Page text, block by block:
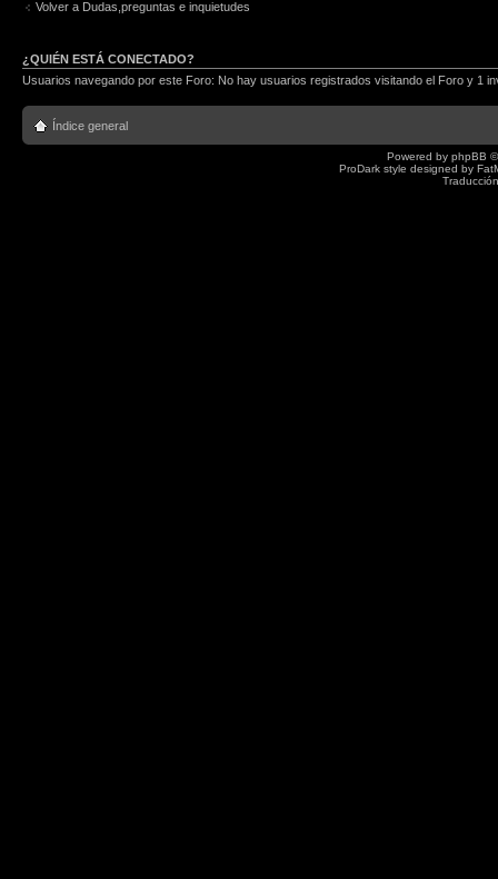
Volver a Dudas,preguntas e inquietudes
¿QUIÉN ESTÁ CONECTADO?
Usuarios navegando por este Foro: No hay usuarios registrados visitando el Foro y 1
Índice general
Powered by phpBB
ProDark style designed by